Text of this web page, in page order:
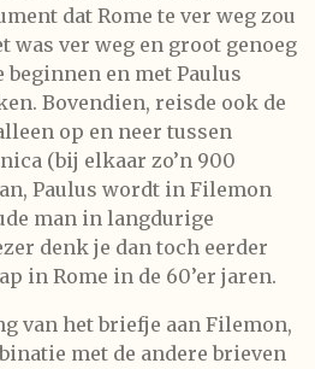
dat Rome te ver weg zou
was ver weg en groot genoeg
beginnen en met Paulus
Bovendien, reisde ook de
op en neer tussen
(bij elkaar zo’n 900
Paulus wordt in Filemon
man in langdurige
denk je dan toch eerder
in Rome in de 60’er jaren.
van het briefje aan Filemon,
met de andere brieven